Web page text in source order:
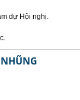
dự Hội nghị.